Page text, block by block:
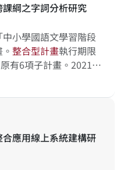
綱之字詞分析研究
小學國語文學習階段
整合型計畫執行期限
有6項子計畫。2021年
應用線上系統建構研